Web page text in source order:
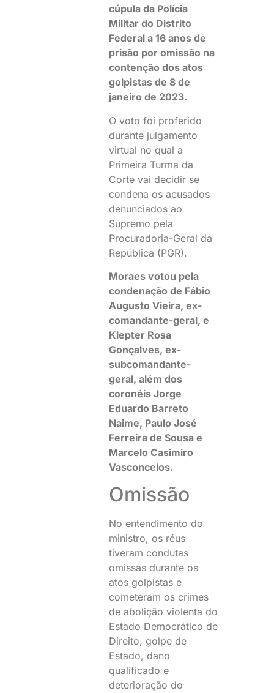
cúpula da Polícia
Militar do Distrito
Federal a 16 anos de
prisão por omissão na
contenção dos atos
golpistas de 8 de
janeiro de 2023.
O voto foi proferido
durante julgamento
virtual no qual a
Primeira Turma da
Corte vai decidir se
condena os acusados
denunciados ao
Supremo pela
Procuradoria-Geral da
República (PGR).
Moraes votou pela
condenação de Fábio
Augusto Vieira, ex-
comandante-geral, e
Klepter Rosa
Gonçalves, ex-
subcomandante-
geral, além dos
coronéis Jorge
Eduardo Barreto
Naime, Paulo José
Ferreira de Sousa e
Marcelo Casimiro
Vasconcelos.
Omissão
No entendimento do
ministro, os réus
tiveram condutas
omissas durante os
atos golpistas e
cometeram os crimes
de abolição violenta do
Estado Democrático de
Direito, golpe de
Estado, dano
qualificado e
deterioração do